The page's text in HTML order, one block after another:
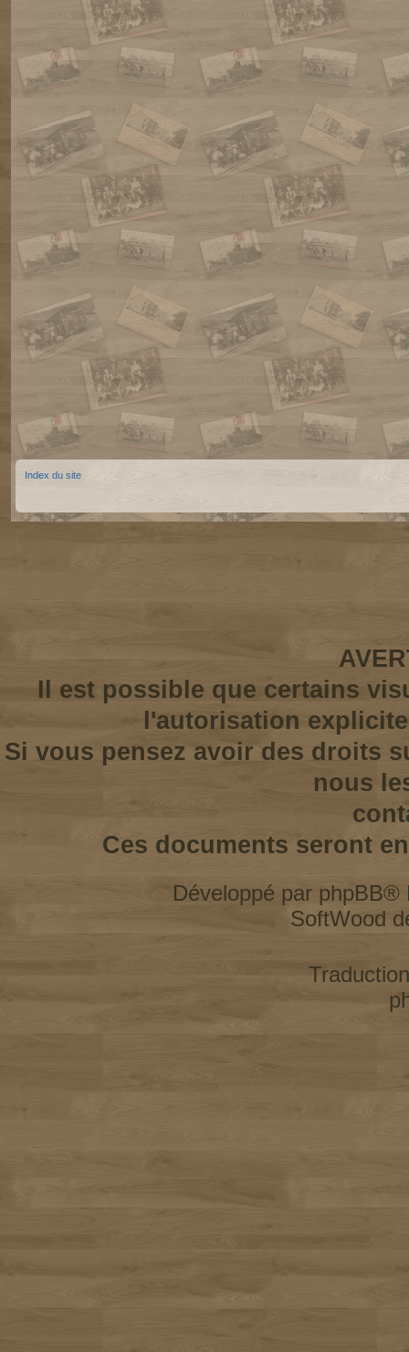
Index du site
Il est possible que certains
l'autorisation
Si vous pensez avoir des droits
nous
Ces documents seront
Développé par phpBB®
SoftWood